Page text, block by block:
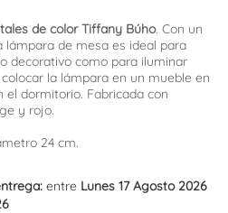
de color Tiffany Búho. Con un
lámpara de mesa es ideal para
decorativo como para iluminar
la lámpara en un mueble en
el dormitorio. Fabricada con
y rojo.
24 cm.
entre Lunes 17 Agosto 2026